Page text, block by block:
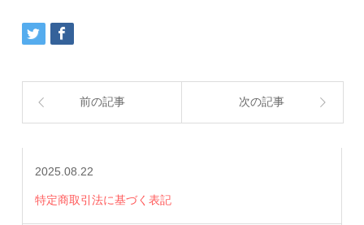
前の記事 次の記事
2025.08.22
特定商取引法に基づく表記